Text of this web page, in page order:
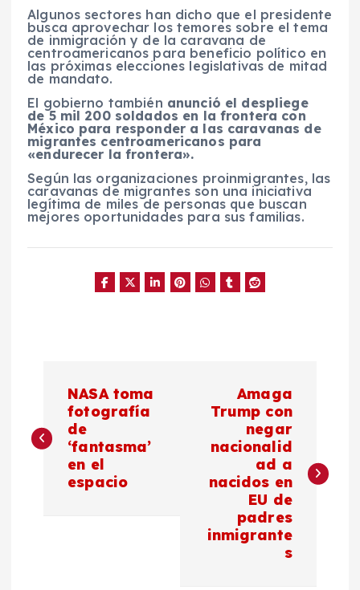
Algunos sectores han dicho que el presidente
busca aprovechar los temores sobre el tema
de inmigración y de la caravana de
centroamericanos para beneficio político en
las próximas elecciones legislativas de mitad
de mandato.
El gobierno también anunció el despliege
de 5 mil 200 soldados en la frontera con
México para responder a las caravanas de
migrantes centroamericanos para
«endurecer la frontera».
Según las organizaciones proinmigrantes, las
caravanas de migrantes son una iniciativa
legítima de miles de personas que buscan
mejores oportunidades para sus familias.
a
v
NASA toma
fotografía
de
‘fantasma’
en el
espacio
Amaga
Trump con
negar
nacionalid
ad a
nacidos en
EU de
padres
inmigrante
s